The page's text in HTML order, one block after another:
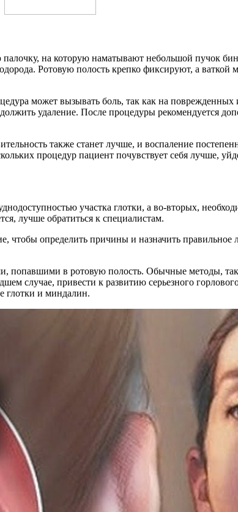
на которую наматывают небольшой пучок
Ротовую полость крепко фиксируют, а
может вызывать боль, так как на поврежденных
удаление. После процедуры рекомендуется
также станет лучше, и воспаление
процедур пациент почувствует себя лучше,
участка глотки, а во-вторых,
лучше обратиться к специалистам.
определить причины и назначить правильное
в ротовую полость. Обычные методы,
случае, привести к развитию серьезного
глотки и миндалин.